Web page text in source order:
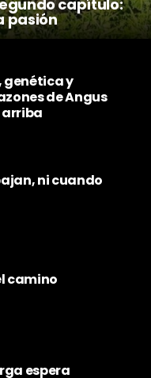
capítulo:
pasión
genética y
de Angus
arriba
ni cuando
camino
espera